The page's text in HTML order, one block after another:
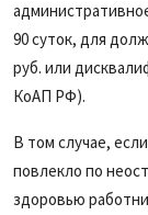
90 суток, для
руб. или
КоАП РФ).
В том случае,
повлекло по
здоровью